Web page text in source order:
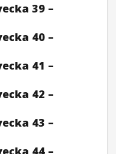
39 –
40 –
41 –
42 –
43 –
44 –